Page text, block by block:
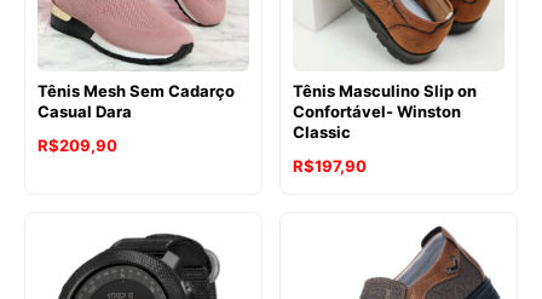
Tênis Mesh Sem Cadarço
Casual Dara
R$209,90
Tênis Masculino Slip on
Confortável- Winston
Classic
R$197,90